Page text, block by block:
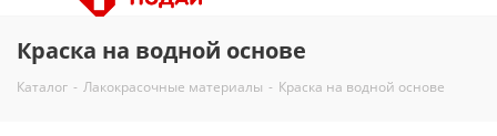
Краска на водной основе
Каталог - Лакокрасочные материалы - Краска на водной основе